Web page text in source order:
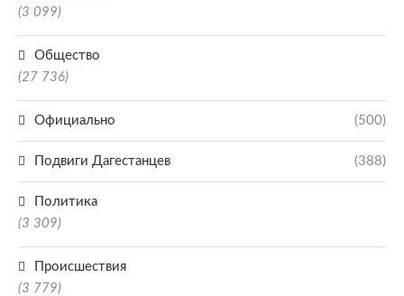
(3 099)
Общество
(27 736)
Официально (500)
Подвиги Дагестанцев (388)
Политика
(3 309)
Происшествия
(3 779)